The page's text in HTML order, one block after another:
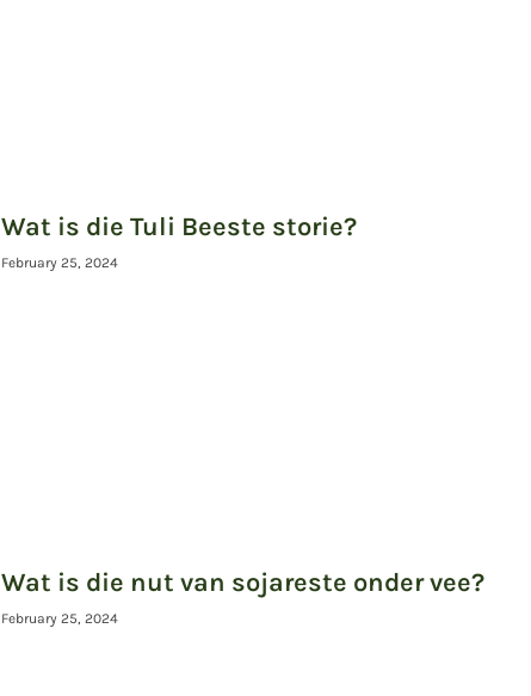
Wat is die Tuli Beeste storie?
February 25, 2024
Wat is die nut van sojareste onder vee?
February 25, 2024